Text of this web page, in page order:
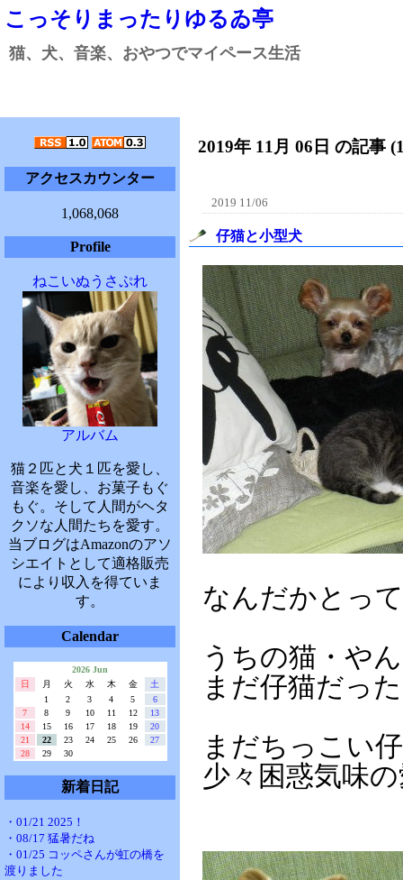
こっそりまったりゆるゐ亭
猫、犬、音楽、おやつでマイペース生活
アクセスカウンター
1,068,068
Profile
ねこいぬうさぷれ
アルバム
猫２匹と犬１匹を愛し、
音楽を愛し、お菓子もぐ
もぐ。そして人間がヘタ
クソな人間たちを愛す。
当ブログはAmazonのアソ
シエイトとして適格販売
により収入を得ていま
す。
Calendar
2026 Jun
日
月 火 水 木 金
土
1
2 3 4 5
6
7
8 9 10 11 12
13
14
15 16 17 18 19
20
21
22 23 24 25 26
27
28
29 30
新着日記
・01/21 2025！
・08/17 猛暑だね
・01/25 コッペさんが虹の橋を
渡りました
2019年 11月 06日 の記事
2019 11/06
仔猫と小型犬
なんだかとっ
うちの猫・や
まだ仔猫だっ
まだちっこい
少々困惑気味